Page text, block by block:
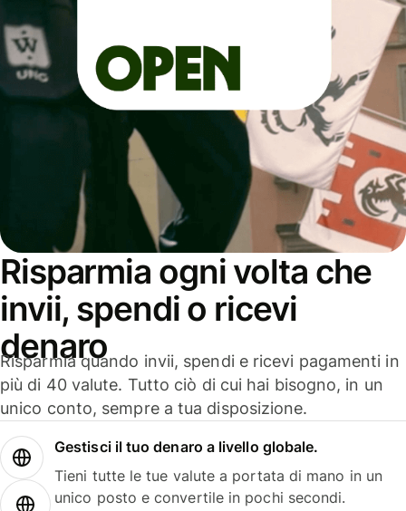
Risparmia ogni volta che
invii, spendi o ricevi
denaro
Risparmia quando invii, spendi e ricevi pagamenti in
più di 40 valute. Tutto ciò di cui hai bisogno, in un
unico conto, sempre a tua disposizione.
Gestisci il tuo denaro a livello globale.
Tieni tutte le tue valute a portata di mano in un
unico posto e convertile in pochi secondi.